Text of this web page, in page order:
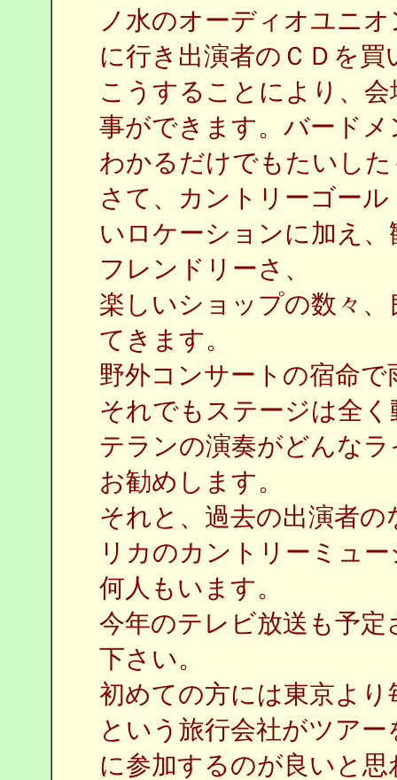
ノ水のオーディオユニ
に行き出演者のＣＤを
こうすることにより、
事ができます。バード
わかるだけでもたいし
さて、カントリーゴー
いロケーションに加え
フレンドリーさ、
楽しいショップの数々
てきます。
野外コンサートの宿命
それでもステージは全
テランの演奏がどんな
お勧めします。
それと、過去の出演者
リカのカントリーミュ
何人もいます。
今年のテレビ放送も予
下さい。
初めての方には東京よ
という旅行会社がツア
に参加するのが良いと